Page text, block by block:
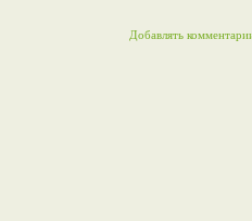
Добавлять